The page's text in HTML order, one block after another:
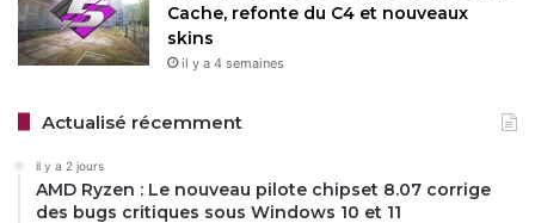
Cache, refonte du C4 et nouveaux
skins
il y a 4 semaines
Actualisé récemment
il y a 2 jours
AMD Ryzen : Le nouveau pilote chipset 8.07 corrige
des bugs critiques sous Windows 10 et 11